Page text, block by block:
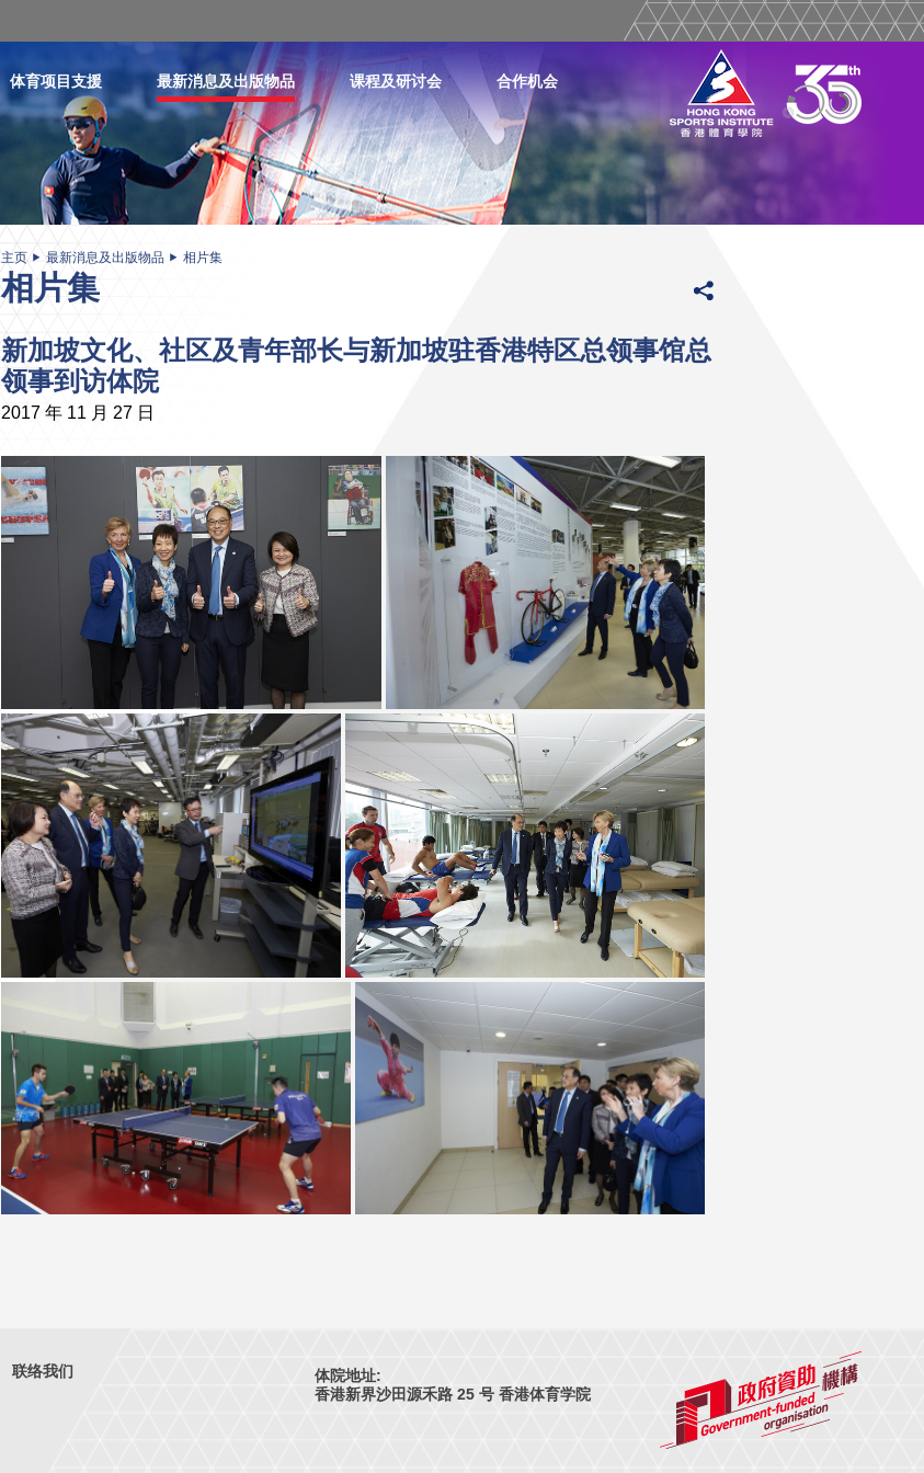
体育项目支援 最新消息及出版物品 课程及研讨会 合作机会
主页 最新消息及出版物品 相片集
相片集
新加坡文化、社区及青年部长与新加坡驻香港特区总领事馆总
领事到访体院
2017 年 11 月 27 日
体院地址:
香港新界沙田源禾路 25 号 香港体育学院
联络我们